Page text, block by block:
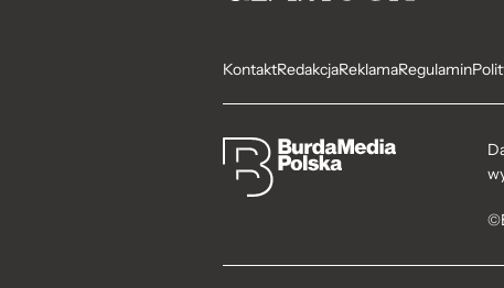
KontaktRedakcjaReklamaRegulamin